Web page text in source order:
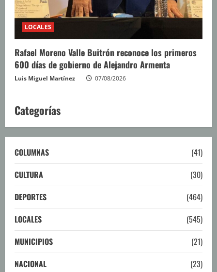
LOCALES
Rafael Moreno Valle Buitrón reconoce los primeros
600 días de gobierno de Alejandro Armenta
Luis Miguel Martínez 07/08/2026
Categorías
COLUMNAS
(41)
CULTURA
(30)
DEPORTES
(464)
LOCALES
(545)
MUNICIPIOS
(21)
NACIONAL
(23)